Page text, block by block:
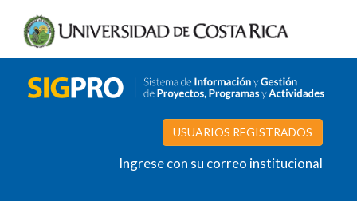
USUARIOS REGISTRADOS
Ingrese con su correo institucional